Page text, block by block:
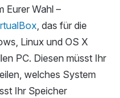
Eurer Wahl –
, das für die
Linux und OS X
PC. Diesen müsst Ihr
welches System
Ihr Speicher